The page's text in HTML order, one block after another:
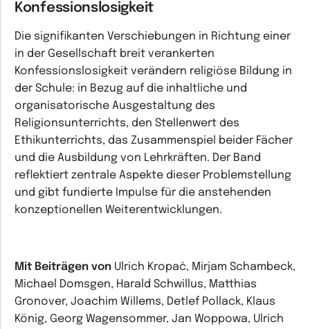
Konfessionslosigkeit
Die signifikanten Verschiebungen in Richtung einer
in der Gesellschaft breit verankerten
Konfessionslosigkeit verändern religiöse Bildung in
der Schule: in Bezug auf die inhaltliche und
organisatorische Ausgestaltung des
Religionsunterrichts, den Stellenwert des
Ethikunterrichts, das Zusammenspiel beider Fächer
und die Ausbildung von Lehrkräften. Der Band
reflektiert zentrale Aspekte dieser Problemstellung
und gibt fundierte Impulse für die anstehenden
konzeptionellen Weiterentwicklungen.
Mit Beiträgen von Ulrich Kropač, Mirjam Schambeck,
Michael Domsgen, Harald Schwillus, Matthias
Gronover, Joachim Willems, Detlef Pollack, Klaus
König, Georg Wagensommer, Jan Woppowa, Ulrich